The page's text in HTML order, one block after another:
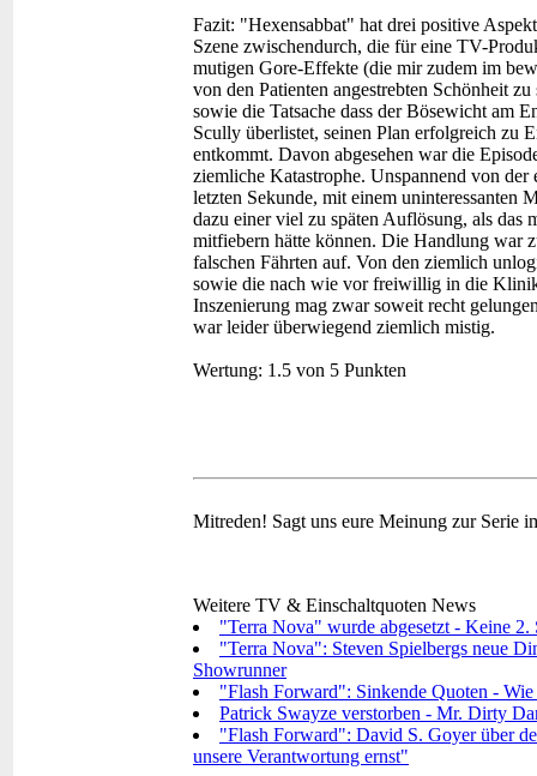
Fazit: "Hexensabbat" hat drei positive
Szene zwischendurch, die für eine TV-
mutigen Gore-Effekte (die mir zudem im
von den Patienten angestrebten Schönheit zu
sowie die Tatsache dass der Bösewicht am
Scully überlistet, seinen Plan erfolgreich zu
entkommt. Davon abgesehen war die
ziemliche Katastrophe. Unspannend von der
letzten Sekunde, mit einem uninteressanten
dazu einer viel zu späten Auflösung, als das
mitfiebern hätte können. Die Handlung war
falschen Fährten auf. Von den ziemlich
sowie die nach wie vor freiwillig in die
Inszenierung mag zwar soweit recht
war leider überwiegend ziemlich mistig.
Wertung: 1.5 von 5 Punkten
Mitreden! Sagt uns eure Meinung zur Serie
Weitere TV & Einschaltquoten News
"Terra Nova" wurde abgesetzt - Keine
"Terra Nova": Steven Spielbergs neue
Showrunner
"Flash Forward": Sinkende Quoten -
Patrick Swayze verstorben - Mr. Dirty
"Flash Forward": David S. Goyer über
unsere Verantwortung ernst"